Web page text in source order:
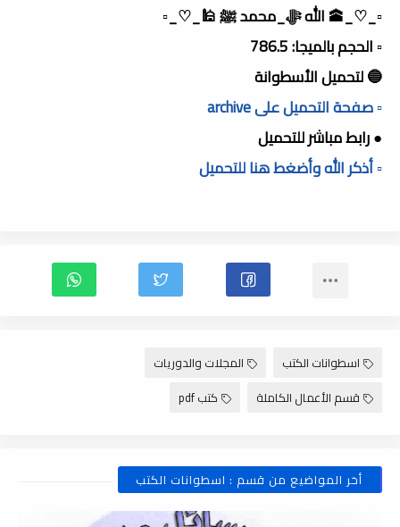
▫️_♡_🕋 الله ﷻ_محمد ﷺ 🕌_♡_▫️
▫️ الحجم بالميجا: 786.5
🔵 لتحميل الأسطوانة
▫️ صفحة التحميل على archive
● رابط مباشر للتحميل
▫️ أذكر الله وأضغط هنا للتحميل
اسطوانات الكتب
المجلات والدوريات
قسم الأعمال الكاملة
كتب pdf
أخر المواضيع من قسم : اسطوانات الكتب